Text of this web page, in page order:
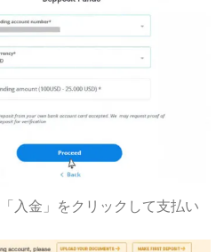
入金」をクリックして支払い